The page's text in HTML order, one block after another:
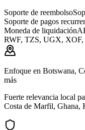
Soporte de reembolso
Soporte de pagos
Moneda de liquidación
RWF, TZS, UGX,
Enfoque en Botswana,
más
Fuerte relevancia local
Costa de Marfil, Ghana,